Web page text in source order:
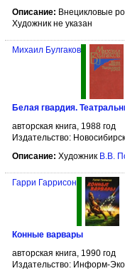
Описание: Внецикловые
Художник не указан
Михаил Булгаков
Белая гвардия.
авторская книга, 1988 год
Издательство:
Описание: Художник В.В.
Гарри Гаррисон
Конные варвары
авторская книга, 1990 год
Издательство: Информ-Эко